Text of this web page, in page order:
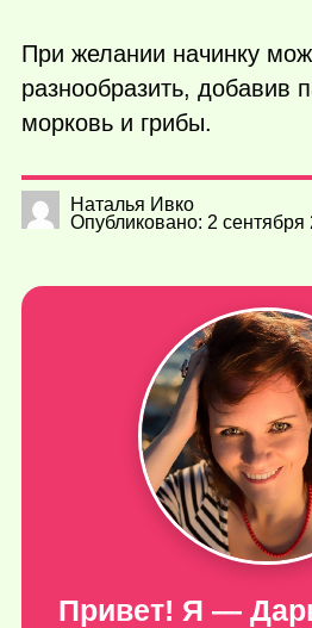
При желании начинку
разнообразить, добавив
морковь и грибы.
Наталья Ивко
Опубликовано: 2 сентября
Привет! Я —